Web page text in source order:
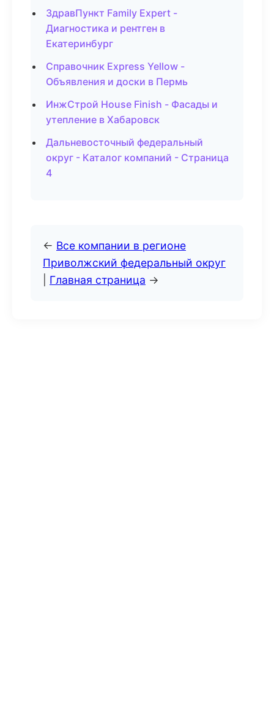
ЗдравПункт Family Expert -
Диагностика и рентген в
Екатеринбург
Справочник Express Yellow -
Объявления и доски в Пермь
ИнжСтрой House Finish - Фасады и
утепление в Хабаровск
Дальневосточный федеральный
округ - Каталог компаний - Страница
4
← Все компании в регионе
Приволжский федеральный округ
Главная страница →